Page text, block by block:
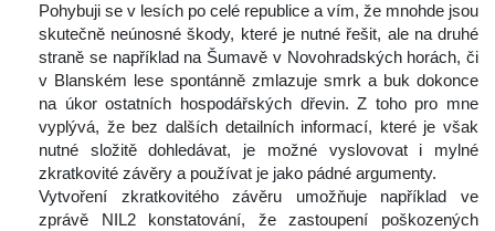
Pohybuji se v lesích po celé republice a vím, že mnohde jsou
kutečně neúnosné škody, které je nutné řešit, ale na druhé
traně se například na Šumavě v Novohradských horách, či
v Blanském lese spontánně zmlazuje smrk a buk dokonce
na úkor ostatních hospodářských dřevin. Z toho pro mne
vyplývá, že bez dalších detailních informací, které je však
nutné složitě dohledávat, je možné vyslovovat i mylné
zkratkovité závěry a používat je jako pádné argumenty.
Vytvoření zkratkovitého závěru umožňuje například ve
zprávě NIL2 konstatování, že zastoupení poškozených